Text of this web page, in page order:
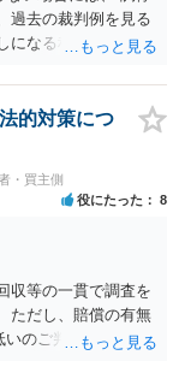
紛争性の高い書面を
から無報酬でこのよ
その本人または隣の
要請が激しいの
能性を考えるところ
話し、内容証明郵
です。
過去の裁判例を見る
になる程度に終わっ
的対策につ
・買主側
役にたった 8
収等の一貫で調査を
ただし、賠償の有無
いのご判断はできか